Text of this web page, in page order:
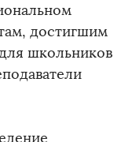
достигшим
школьников